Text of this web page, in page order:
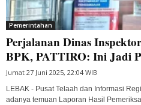
Pemerintahan
Perjalanan Dinas
BPK, PATTIRO: Ini Jadi
Jumat 27 Juni 2025, 22:04 WIB
LEBAK - Pusat Telaah dan Informasi
adanya temuan Laporan Hasil